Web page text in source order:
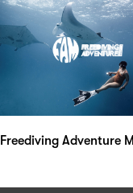
Freediving Adventure